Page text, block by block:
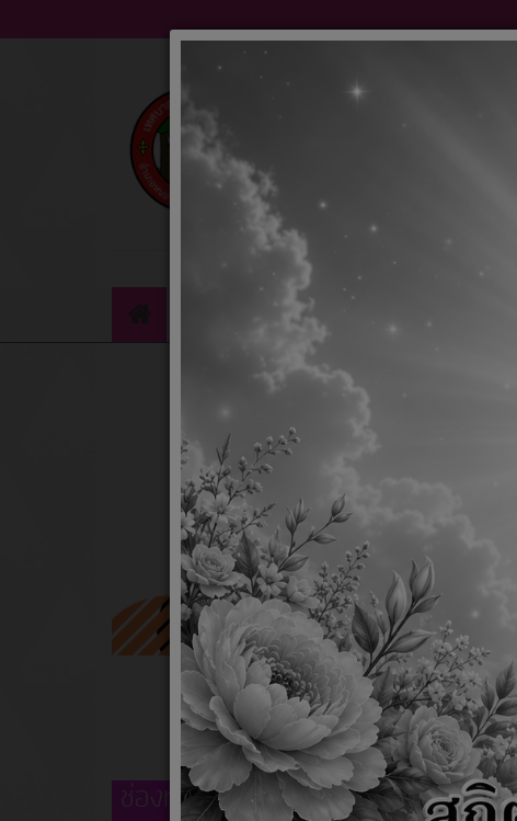
ข่าวประชาสัมพันธ์
ข่าวปร
ช่องทางแจ้งทุจริตภาครัฐ